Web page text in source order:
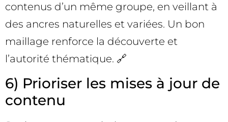
contenus d’un même groupe, en veillant à
des ancres naturelles et variées. Un bon
maillage renforce la découverte et
l’autorité thématique. 🔗
6) Prioriser les mises à jour de
contenu